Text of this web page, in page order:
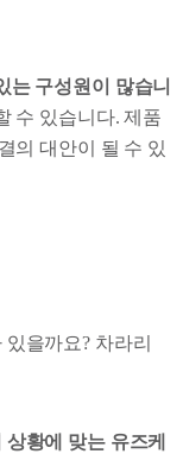
는 구성원이 많습니
수 있습니다. 제품
의 대안이 될 수 있
을까요? 차라리
상황에 맞는 유즈케